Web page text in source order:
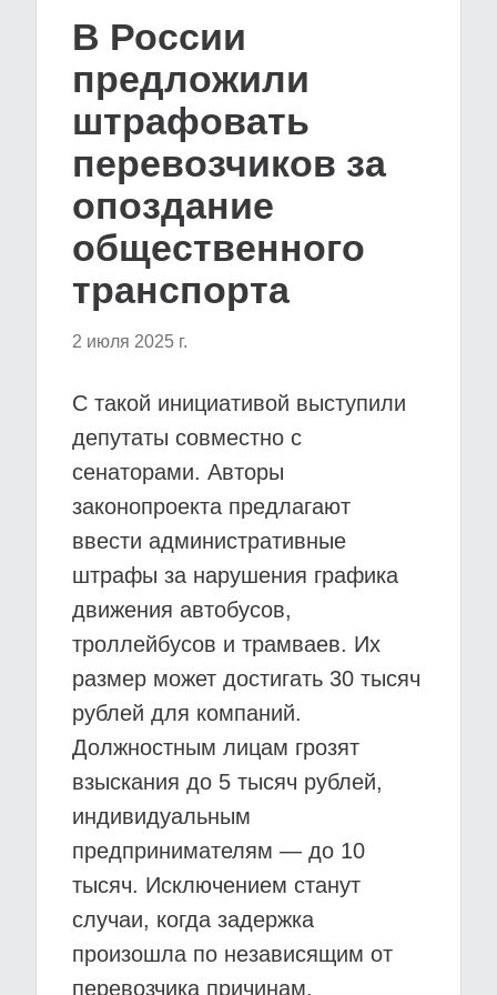
В России
предложили
штрафовать
перевозчиков за
опоздание
общественного
транспорта
2 июля 2025 г.
С такой инициативой выступили
депутаты совместно с
сенаторами. Авторы
законопроекта предлагают
ввести административные
штрафы за нарушения графика
движения автобусов,
троллейбусов и трамваев. Их
размер может достигать 30 тысяч
рублей для компаний.
Должностным лицам грозят
взыскания до 5 тысяч рублей,
индивидуальным
предпринимателям — до 10
тысяч. Исключением станут
случаи, когда задержка
произошла по независящим от
перевозчика причинам.